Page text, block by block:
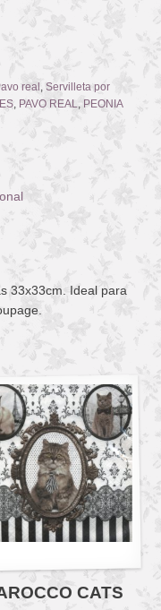
real , Servilleta por
, PAVO REAL, PEONIA
33x33cm. Ideal para
CATS